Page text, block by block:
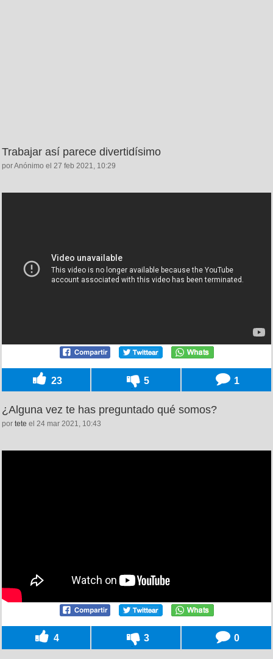
Trabajar así parece divertidísimo
por Anónimo el 27 feb 2021, 10:29
23 5 1
¿Alguna vez te has preguntado qué somos?
por tete el 24 mar 2021, 10:43
4 3 0